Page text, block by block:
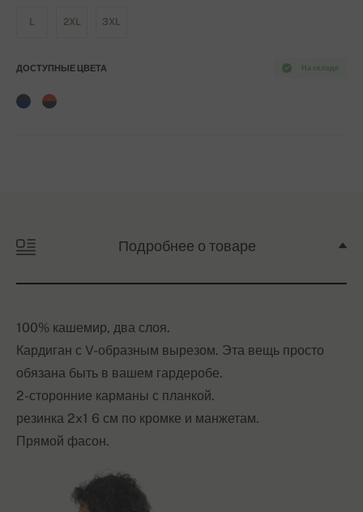
L 2XL 3XL
На складе
ДОСТУПНЫЕ ЦВЕТА
Подробнее о товаре
100% кашемир, два слоя.
Кардиган с V-образным вырезом. Эта вещь просто
обязана быть в вашем гардеробе.
2-сторонние карманы с планкой.
резинка 2x1 6 см по кромке и манжетам.
Прямой фасон.